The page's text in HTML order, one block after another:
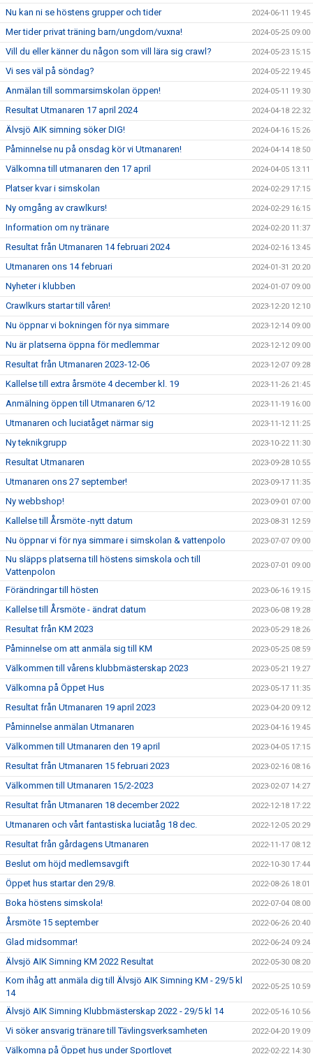
Nu kan ni se höstens grupper och tider 2024-06-11 19:45
Mer tider privat träning barn/ungdom/vuxna! 2024-05-25 09:00
Vill du eller känner du någon som vill lära sig crawl? 2024-05-23 15:15
Vi ses väl på söndag? 2024-05-22 19:45
Anmälan till sommarsimskolan öppen! 2024-05-11 19:30
Resultat Utmanaren 17 april 2024 2024-04-18 22:32
Älvsjö AIK simning söker DIG! 2024-04-16 15:26
Påminnelse nu på onsdag kör vi Utmanaren! 2024-04-14 18:50
Välkomna till utmanaren den 17 april 2024-04-05 13:11
Platser kvar i simskolan 2024-02-29 17:15
Ny omgång av crawlkurs! 2024-02-29 16:15
Information om ny tränare 2024-02-20 11:37
Resultat från Utmanaren 14 februari 2024 2024-02-16 13:45
Utmanaren ons 14 februari 2024-01-31 20:20
Nyheter i klubben 2024-01-07 09:00
Crawlkurs startar till våren! 2023-12-20 12:10
Nu öppnar vi bokningen för nya simmare 2023-12-14 09:00
Nu är platserna öppna för medlemmar 2023-12-12 09:00
Resultat från Utmanaren 2023-12-06 2023-12-07 09:28
Kallelse till extra årsmöte 4 december kl. 19 2023-11-26 21:45
Anmälning öppen till Utmanaren 6/12 2023-11-19 16:00
Utmanaren och luciatåget närmar sig 2023-11-12 11:25
Ny teknikgrupp 2023-10-22 11:30
Resultat Utmanaren 2023-09-28 10:55
Utmanaren ons 27 september! 2023-09-17 11:35
Ny webbshop! 2023-09-01 07:00
Kallelse till Årsmöte -nytt datum 2023-08-31 12:59
Nu öppnar vi för nya simmare i simskolan & vattenpolo 2023-07-07 09:00
Nu släpps platserna till höstens simskola och till
Vattenpolon
2023-07-01 09:00
Förändringar till hösten 2023-06-16 19:15
Kallelse till Årsmöte - ändrat datum 2023-06-08 19:28
Resultat från KM 2023 2023-05-29 18:26
Påminnelse om att anmäla sig till KM 2023-05-25 08:59
Välkommen till vårens klubbmästerskap 2023 2023-05-21 19:27
Välkomna på Öppet Hus 2023-05-17 11:35
Resultat från Utmanaren 19 april 2023 2023-04-20 09:12
Påminnelse anmälan Utmanaren 2023-04-16 19:45
Välkommen till Utmanaren den 19 april 2023-04-05 17:15
Resultat från Utmanaren 15 februari 2023 2023-02-16 08:16
Välkommen till Utmanaren 15/2-2023 2023-02-07 14:27
Resultat från Utmanaren 18 december 2022 2022-12-18 17:22
Utmanaren och vårt fantastiska luciatåg 18 dec. 2022-12-05 20:29
Resultat från gårdagens Utmanaren 2022-11-17 08:12
Beslut om höjd medlemsavgift 2022-10-30 17:44
Öppet hus startar den 29/8. 2022-08-26 18:01
Boka höstens simskola! 2022-07-04 08:00
Årsmöte 15 september 2022-06-26 20:40
Glad midsommar! 2022-06-24 09:24
Älvsjö AIK Simning KM 2022 Resultat 2022-05-30 08:20
Kom ihåg att anmäla dig till Älvsjö AIK Simning KM - 29/5 kl
14
2022-05-25 10:59
Älvsjö AIK Simning Klubbmästerskap 2022 - 29/5 kl 14 2022-05-16 10:56
Vi söker ansvarig tränare till Tävlingsverksamheten 2022-04-20 19:09
Välkomna på Öppet hus under Sportlovet 2022-02-22 14:30